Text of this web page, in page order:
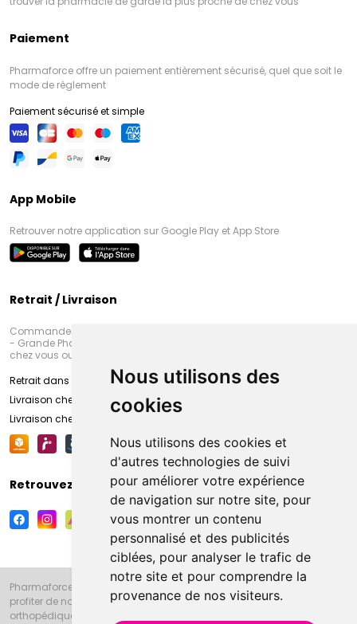
Nous utilisons des
cookies
Nous utilisons des cookies et
d'autres technologies de suivi
pour améliorer votre expérience
de navigation sur notre site, pour
vous montrer un contenu
personnalisé et des publicités
ciblées, pour analyser le trafic de
notre site et pour comprendre la
provenance de nos visiteurs.
Paiement
Pharmaforce offre un paiement entièrement sécurisé, quel que soit le
mode de règlement
Paiement sécurisé et simple
App Mobile
Retrouver notre application sur Google Play et App Store
Retrait / Livraison
Commandez en ligne et venez chercher votre commande à Amiens
- Grande Pharmacie d’Amiens (Fachon) ou recevez-là rapidement
chez vous ou en point retrait
Retrait dans la pharmacie d’Amiens
Livraison chez vous
Livraison chez votre commerçant
Retrouvez-nous sur vos réseaux sociaux
Pharmaforce.fr et la Grande Pharmacie d’Amiens vous souhaitent de
profiter de notre accueil, de nos conseils pharmaceutiques,
orthopédiques, homéopathiques, parapharmaceutiques, beauté et